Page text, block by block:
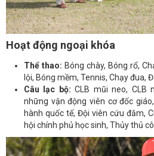
Hoạt động ngoại khóa
Thể thao: Bóng chày, Bóng rổ,
lội, Bóng mềm, Tennis, Chạy đua,
Câu lạc bộ:CLB mũi neo, CLB
những vận động viên cơ đốc
hành quốc tế, Đội viên cứu đắm,
hội chính phủ học sinh, Thủy thủ